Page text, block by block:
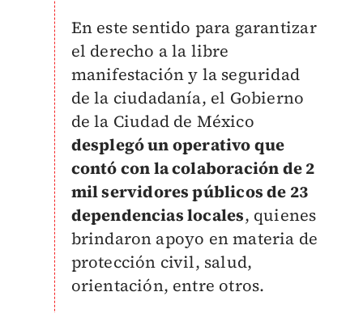
En este sentido para garantizar
el derecho a la libre
manifestación y la seguridad
de la ciudadanía, el Gobierno
de la Ciudad de México
desplegó un operativo que
contó con la colaboración de 2
mil servidores públicos de 23
dependencias locales, quienes
brindaron apoyo en materia de
protección civil, salud,
orientación, entre otros.